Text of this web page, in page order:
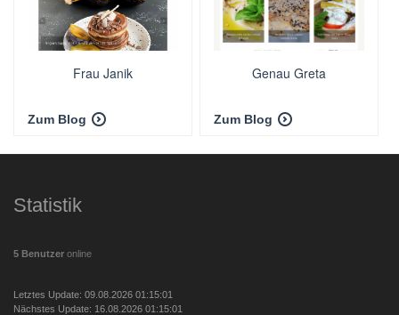
Frau Janik
Zum Blog
Genau Greta
Zum Blog
Statistik
5 Benutzer online
Letztes Update: 09.08.2026 01:15:01
Nächstes Update: 16.08.2026 01:15:01